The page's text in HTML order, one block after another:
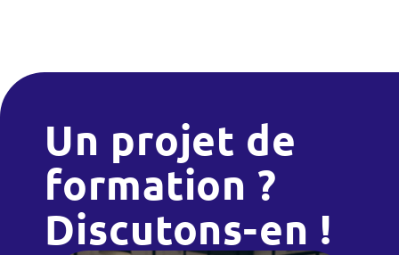
Un projet de
formation ?
Discutons-en !